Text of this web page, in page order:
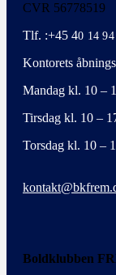
CVR 56778519
Tlf. :+45 40 14 94
Kontorets
Mandag kl. 10 –
Tirsdag kl. 10 –
Torsdag kl. 10 –
Boldklubben